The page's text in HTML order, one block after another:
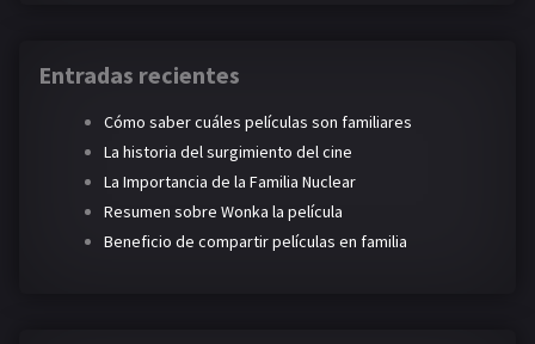
Entradas recientes
Cómo saber cuáles películas son familiares
La historia del surgimiento del cine
La Importancia de la Familia Nuclear
Resumen sobre Wonka la película
Beneficio de compartir películas en familia